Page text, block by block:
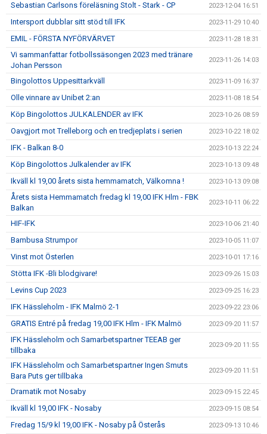
Sebastian Carlsons föreläsning Stolt - Stark - CP 2023-12-04 16:51
Intersport dubblar sitt stöd till IFK 2023-11-29 10:40
EMIL - FÖRSTA NYFÖRVÄRVET 2023-11-28 18:31
Vi sammanfattar fotbollssäsongen 2023 med tränare
Johan Persson
2023-11-26 14:03
Bingolottos Uppesittarkväll 2023-11-09 16:37
Olle vinnare av Unibet 2:an 2023-11-08 18:54
Köp Bingolottos JULKALENDER av IFK 2023-10-26 08:59
Oavgjort mot Trelleborg och en tredjeplats i serien 2023-10-22 18:02
IFK - Balkan 8-0 2023-10-13 22:24
Köp Bingolottos Julkalender av IFK 2023-10-13 09:48
Ikväll kl 19,00 årets sista hemmamatch, Välkomna ! 2023-10-13 09:08
Årets sista Hemmamatch fredag kl 19,00 IFK Hlm - FBK
Balkan
2023-10-11 06:22
HIF-IFK 2023-10-06 21:40
Bambusa Strumpor 2023-10-05 11:07
Vinst mot Österlen 2023-10-01 17:16
Stötta IFK -Bli blodgivare! 2023-09-26 15:03
Levins Cup 2023 2023-09-25 16:23
IFK Hässleholm - IFK Malmö 2-1 2023-09-22 23:06
GRATIS Entré på fredag 19,00 IFK Hlm - IFK Malmö 2023-09-20 11:57
IFK Hässleholm och Samarbetspartner TEEAB ger
tillbaka
2023-09-20 11:55
IFK Hässleholm och Samarbetspartner Ingen Smuts
Bara Puts ger tillbaka
2023-09-20 11:51
Dramatik mot Nosaby 2023-09-15 22:45
Ikväll kl 19,00 IFK - Nosaby 2023-09-15 08:54
Fredag 15/9 kl 19,00 IFK - Nosaby på Österås 2023-09-13 10:46